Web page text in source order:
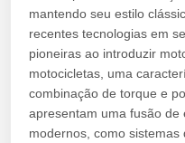
mantendo seu estilo
recentes tecnologias em
pioneiras ao introduzir
motocicletas, uma
combinação de torque e
apresentam uma fusão de
modernos, como